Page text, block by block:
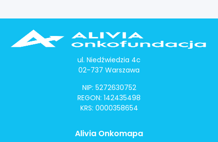
ul. Niedźwiedzia 4c
02-737 Warszawa
NIP: 5272630752
REGON: 142435498
KRS: 0000358654
Alivia Onkomapa